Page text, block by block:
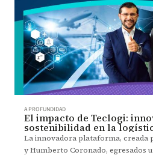
A PROFUNDIDAD
El impacto de Teclogi:
sostenibilidad en la
colombiana
La innovadora plataforma, creada
y Humberto Coronado, egresados